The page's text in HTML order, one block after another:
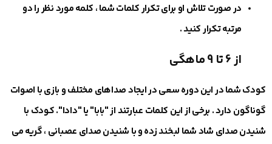
در صورت تلاش او برای تکرار کلمات شما ، کلمه مورد نظر را دو
مرتبه تکرار کنید .
از 6 تا 9 ماهگی
کودک شما در این دوره سعی در ایجاد صداهای مختلف و بازی با اصوات
گوناگون دارد . برخی از این کلمات عبارتند از "بابا" یا "دادا". کودک با
شنیدن صدای شاد شما لبخند زده و با شنیدن صدای عصبانی ، گریه می